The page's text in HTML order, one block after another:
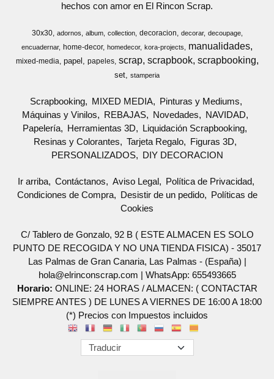
hechos con amor en El Rincon Scrap.
30x30 adornos album collection decoracion decorar
decoupage
encuadernar
home-decor homedecor kora-projects manualidades
mixed-media papel papeles scrap scrapbook scrapbooking
set stamperia
Scrapbooking MIXED MEDIA
Pinturas y Mediums
Máquinas y Vinilos
REBAJAS Novedades
NAVIDAD
Papelería
Herramientas 3D
Liquidación Scrapbooking
Resinas y Colorantes
Tarjeta Regalo
Figuras 3D
PERSONALIZADOS
DIY DECORACION
Ir arriba Contáctanos Aviso Legal
Política de Privacidad
Condiciones de Compra
Desistir de un pedido
Políticas de
Cookies
C/ Tablero de Gonzalo, 92 B ( ESTE ALMACEN ES SOLO
PUNTO DE RECOGIDA Y NO UNA TIENDA FISICA) - 35017
Las Palmas de Gran Canaria, Las Palmas - (España) |
hola@elrinconscrap.com | WhatsApp: 655493665
Horario: ONLINE: 24 HORAS / ALMACEN: ( CONTACTAR
SIEMPRE ANTES ) DE LUNES A VIERNES DE 16:00 A 18:00
(*) Precios con Impuestos incluidos